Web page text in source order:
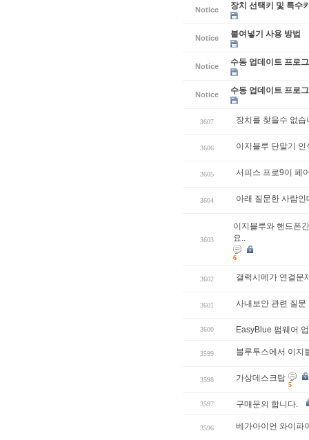
Notice 장치 선택키 및 특수
Notice 붙여넣기 사용 방법
Notice 수동 업데이트 프로
Notice 수동 업데이트 프로
3607 장치를 찾을수 없습
3606 이지블루 단말기 인
3605 서피스 프로9이 페
3604 아래 질문한 사람인
3603
이지블루와 핸드폰
요..
6
3602 갤럭시메가 연결문
3601 사내보안 관련 질문
3600 EasyBlue 펌웨어
3599 블루투스에서 이지
3598 가상데스크탑
5
3597 구매문의 합니다.
3596 베가아이언 와이파